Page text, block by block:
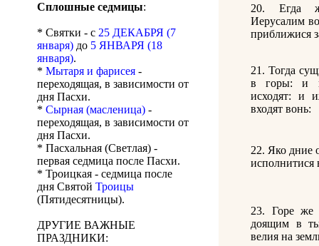
Сплошные седмицы:
* Святки - с 25 ДЕКАБРЯ (7
января) до 5 ЯНВАРЯ (18
января).
* Мытаря и фарисея -
переходящая, в зависимости от
дня Пасхи.
* Сырная (масленица) -
переходящая, в зависимости от
дня Пасхи.
* Пасхальная (Светлая) -
первая седмица после Пасхи.
* Троицкая - седмица после
дня Святой Троицы
(Пятидесятницы).
ДРУГИЕ ВАЖНЫЕ
ПРАЗДНИКИ:
20. Егда
Иерусалим
приближися
21. Тогда
в горы: и
исходят: и
входят вонь:
22. Яко дние
исполнитися
23. Горе
доящим в
велия на